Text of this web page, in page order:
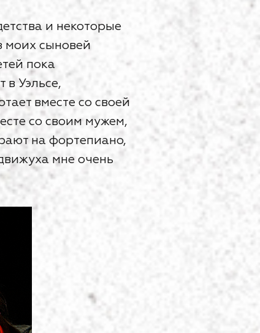
и некоторые
моих сыновей
пока
Уэльсе,
вместе со своей
со своим мужем,
на фортепиано,
мне очень